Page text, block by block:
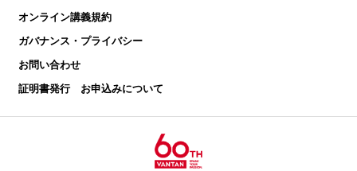
オンライン講義規約
ガバナンス・プライバシー
お問い合わせ
証明書発行 お申込みについて